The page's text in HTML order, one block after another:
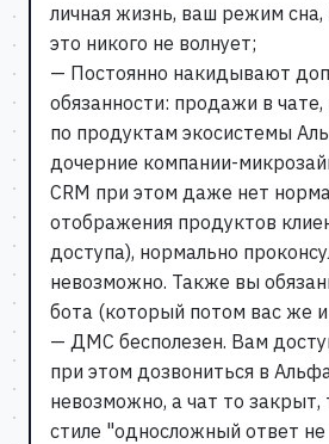
личная жизнь, ваш режим
это никого не волнует;
— Постоянно накидывают
обязанности: продажи в
по продуктам экосистемы
дочерние компании-
CRM при этом даже нет
отображения продуктов
доступа), нормально
невозможно. Также вы
бота (который потом вас же
— ДМС бесполезен. Вам
при этом дозвониться в
невозможно, а чат то закрыт,
стиле "односложный ответ не